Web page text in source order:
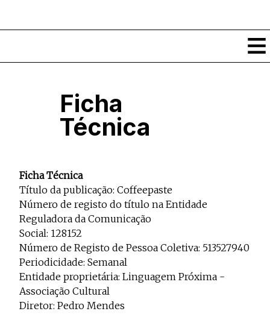
Classificados
Espetáculos
Exposições
Eventos
Por Localidade
Locais
Mapa
Submeter Eventos
Crítica
COFFEELABS
Workshops
Cursos Curtos
Formadores
Recursos
Links úteis
Publicações
Sobre
Projecto e Equipa
Estatuto Editorial
Ficha Técnica
— apoia o Coffeepaste e ajuda-nos a chegar mais longe. Mantém viva a cultura
Apoiar
Ficha
Técnica
Ficha Técnica
Título da publicação: Coffeepaste
Número de registo do título na Entidade
Reguladora da Comunicação
Social: 128152
Número de Registo de Pessoa Coletiva: 513527940
Periodicidade: Semanal
Entidade proprietária: Linguagem Próxima -
Associação Cultural
Diretor: Pedro Mendes